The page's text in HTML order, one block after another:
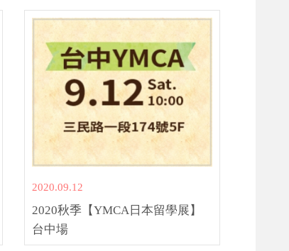
2020.09.12
2020秋季【YMCA日本留學展】
台中場